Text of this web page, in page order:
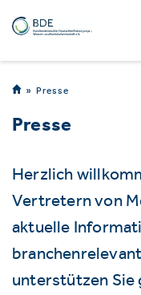
Presse
Presse
Herzlich
Vertretern von
aktuelle
unterstützen Sie